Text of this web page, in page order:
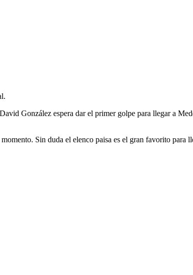
González espera dar el primer golpe para llegar a
Sin duda el elenco paisa es el gran favorito para